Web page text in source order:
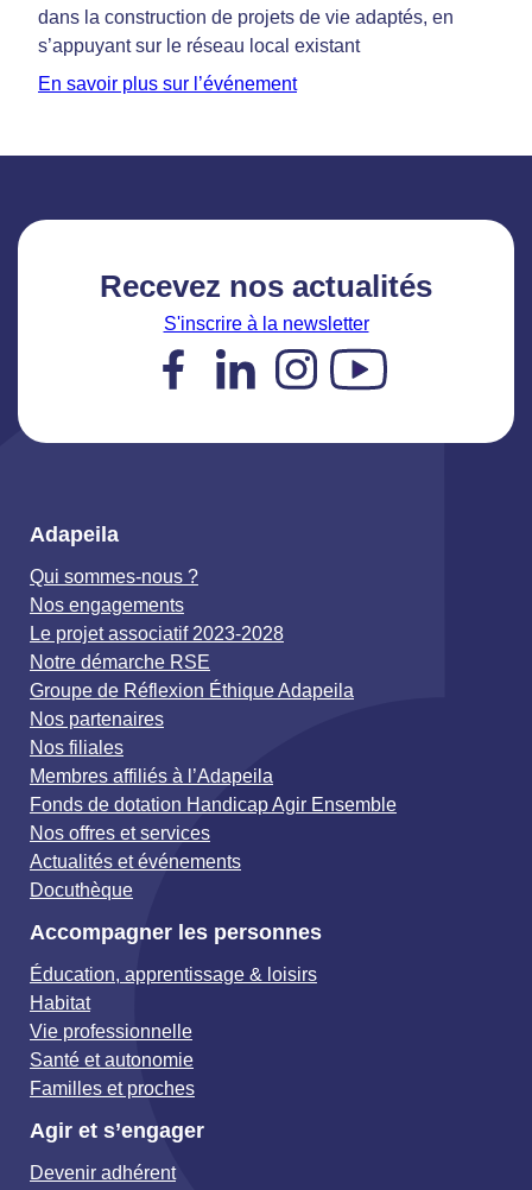
dans la construction de projets de vie adaptés, en
s’appuyant sur le réseau local existant
En savoir plus sur l’événement
Recevez nos actualités
S'inscrire à la newsletter
Facebook
LinkedIn
Instagram
YouTube
Adapeila
Qui sommes-nous ?
Nos engagements
Le projet associatif 2023-2028
Notre démarche RSE
Groupe de Réflexion Éthique Adapeila
Nos partenaires
Nos filiales
Membres affiliés à l’Adapeila
Fonds de dotation Handicap Agir Ensemble
Nos offres et services
Actualités et événements
Docuthèque
Accompagner les personnes
Éducation, apprentissage & loisirs
Habitat
Vie professionnelle
Santé et autonomie
Familles et proches
Agir et s’engager
Devenir adhérent